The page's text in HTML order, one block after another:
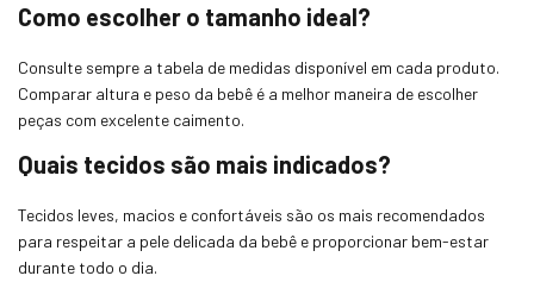
Como escolher o tamanho ideal?
Consulte sempre a tabela de medidas disponível em cada produto.
Comparar altura e peso da bebê é a melhor maneira de escolher
peças com excelente caimento.
Quais tecidos são mais indicados?
Tecidos leves, macios e confortáveis são os mais recomendados
para respeitar a pele delicada da bebê e proporcionar bem-estar
durante todo o dia.